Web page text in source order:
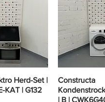
Herd-Set |
KAT | G132
Constructa
| B |